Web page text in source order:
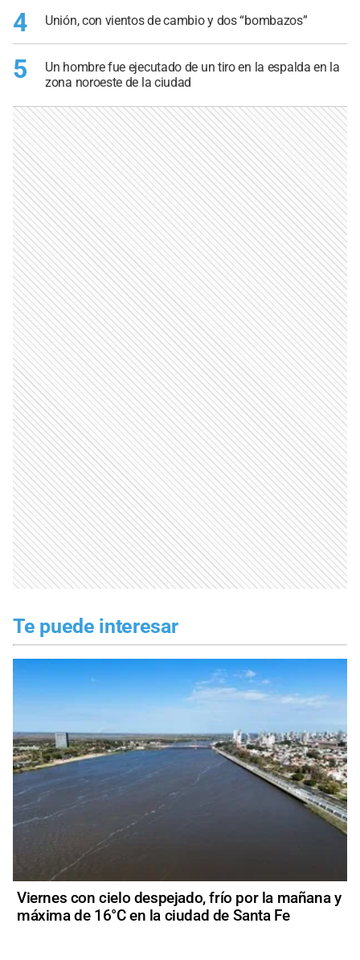
4 Unión, con vientos de cambio y dos “bombazos”
5
Un hombre fue ejecutado de un tiro en la espalda en la
zona noroeste de la ciudad
Te puede interesar
Viernes con cielo despejado, frío por la mañana y
máxima de 16°C en la ciudad de Santa Fe